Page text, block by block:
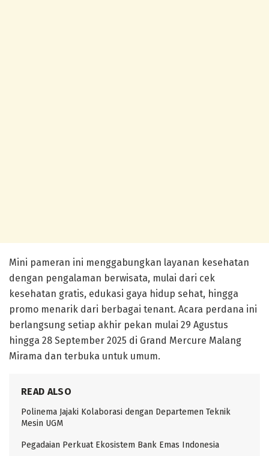
Mini pameran ini menggabungkan layanan kesehatan
dengan pengalaman berwisata, mulai dari cek
kesehatan gratis, edukasi gaya hidup sehat, hingga
promo menarik dari berbagai tenant. Acara perdana ini
berlangsung setiap akhir pekan mulai 29 Agustus
hingga 28 September 2025 di Grand Mercure Malang
Mirama dan terbuka untuk umum.
READ ALSO
Polinema Jajaki Kolaborasi dengan Departemen Teknik
Mesin UGM
Pegadaian Perkuat Ekosistem Bank Emas Indonesia